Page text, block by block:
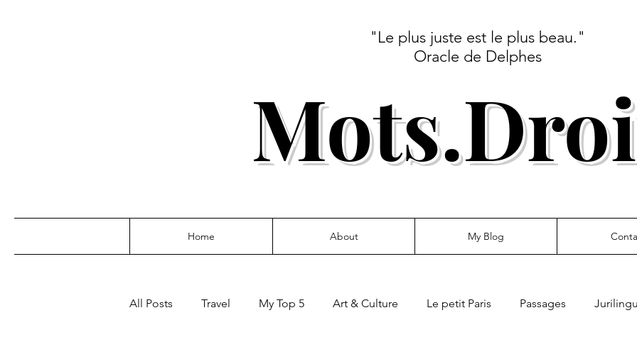
"Le plus juste est le plus beau."
Oracle de Delphes
Home About My Blog
All Posts Travel My Top 5 Art & Culture Le petit Paris Passages